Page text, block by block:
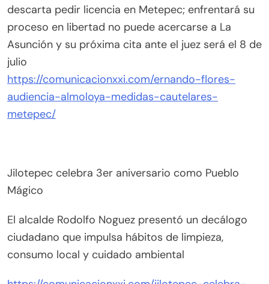
descarta pedir licencia en Metepec; enfrentará su
proceso en libertad no puede acercarse a La
Asunción y su próxima cita ante el juez será el 8 de
julio
https://comunicacionxxi.com/ernando-flores-
audiencia-almoloya-medidas-cautelares-
metepec/
Jilotepec celebra 3er aniversario como Pueblo
Mágico
El alcalde Rodolfo Noguez presentó un decálogo
ciudadano que impulsa hábitos de limpieza,
consumo local y cuidado ambiental